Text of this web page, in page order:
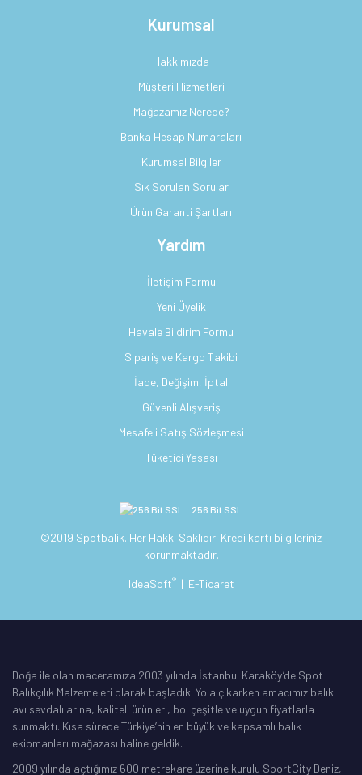
Kurumsal
Hakkımızda
Müşteri Hizmetleri
Mağazamız Nerede?
Banka Hesap Numaraları
Kurumsal Bilgiler
Sık Sorulan Sorular
Ürün Garanti Şartları
Yardım
İletişim Formu
Yeni Üyelik
Havale Bildirim Formu
Sipariş ve Kargo Takibi
İade, Değişim, İptal
Güvenli Alışveriş
Mesafeli Satış Sözleşmesi
Tüketici Yasası
256 Bit SSL
©2019 Spotbalik. Her Hakkı Saklıdır. Kredi kartı bilgileriniz
korunmaktadır.
IdeaSoft® | E-Ticaret
Doğa ile olan maceramıza 2003 yılında İstanbul Karaköy’de Spot
Balıkçılık Malzemeleri olarak başladık. Yola çıkarken amacımız balık
avı sevdalılarına, kaliteli ürünleri, bol çeşitle ve uygun fiyatlarla
sunmaktı. Kısa sürede Türkiye’nin en büyük ve kapsamlı balık
ekipmanları mağazası haline geldik.
2009 yılında açtığımız 600 metrekare üzerine kurulu SportCity Deniz,